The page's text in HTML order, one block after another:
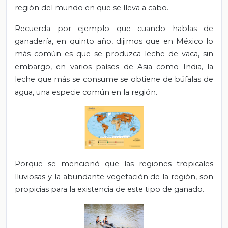
región del mundo en que se lleva a cabo.
Recuerda por ejemplo que cuando hablas de
ganadería, en quinto año, dijimos que en México lo
más común es que se produzca leche de vaca, sin
embargo, en varios países de Asia como India, la
leche que más se consume se obtiene de búfalas de
agua, una especie común en la región.
Porque se mencionó que las regiones tropicales
lluviosas y la abundante vegetación de la región, son
propicias para la existencia de este tipo de ganado.